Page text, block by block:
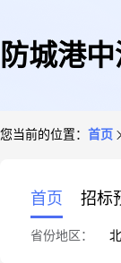
防城港
您当前的位置： 首页
首页 招标
省份地区：